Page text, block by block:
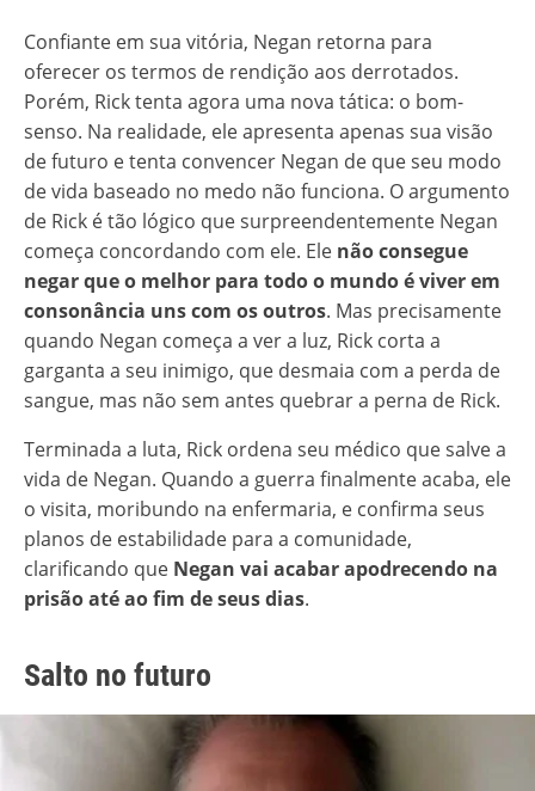
Confiante em sua vitória, Negan retorna para
oferecer os termos de rendição aos derrotados.
Porém, Rick tenta agora uma nova tática: o bom-
senso. Na realidade, ele apresenta apenas sua visão
de futuro e tenta convencer Negan de que seu modo
de vida baseado no medo não funciona. O argumento
de Rick é tão lógico que surpreendentemente Negan
começa concordando com ele. Ele não consegue
negar que o melhor para todo o mundo é viver em
consonância uns com os outros. Mas precisamente
quando Negan começa a ver a luz, Rick corta a
garganta a seu inimigo, que desmaia com a perda de
sangue, mas não sem antes quebrar a perna de Rick.
Terminada a luta, Rick ordena seu médico que salve a
vida de Negan. Quando a guerra finalmente acaba, ele
o visita, moribundo na enfermaria, e confirma seus
planos de estabilidade para a comunidade,
clarificando que Negan vai acabar apodrecendo na
prisão até ao fim de seus dias.
Salto no futuro